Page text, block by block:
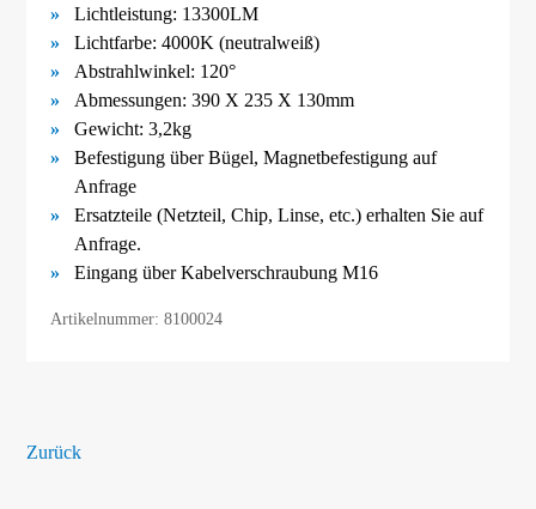
Lichtleistung: 13300LM
Lichtfarbe: 4000K (neutralweiß)
Abstrahlwinkel: 120°
Abmessungen:390 X 235 X 130mm
Gewicht: 3,2kg
Befestigung über Bügel,Magnetbefestigung auf
Anfrage
Ersatzteile (Netzteil, Chip, Linse, etc.) erhalten Sie auf
Anfrage.
Eingang über Kabelverschraubung M16
Artikelnummer: 8100024
Zurück